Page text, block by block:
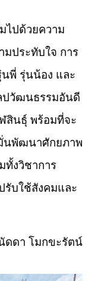
ไปด้วยความ
ประทับใจ การ
พี่ รุ่นน้อง และ
ปวัฒนธรรมอันดี
สินธุ์ พร้อมที่จะ
นพัฒนาศักยภาพ
ทั้งวิชาการ
รับใช้สังคมและ
ดดา โมกขะรัตน์